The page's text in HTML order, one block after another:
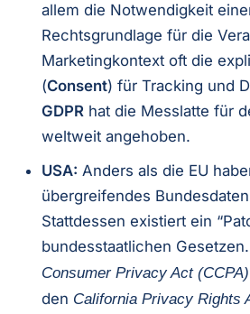
allem die Notwendigkeit
Rechtsgrundlage für die
Marketingkontext oft die
(Consent) für Tracking und
GDPR hat die Messlatte für
weltweit angehoben.
USA: Anders als die EU
übergreifendes
Stattdessen existiert ein
bundesstaatlichen
Consumer Privacy Act (CCPA)
den California Privacy Rights